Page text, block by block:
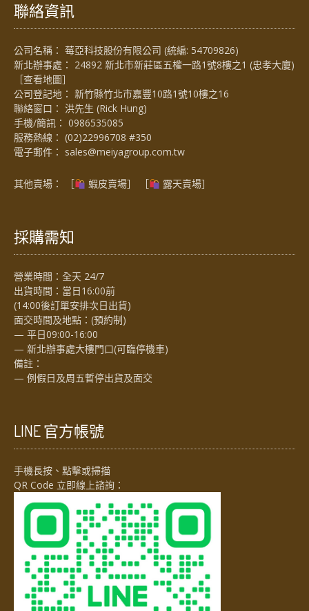
聯絡資訊
公司名稱： 莓亞科技股份有限公司 (統編: 54709826)
新北辦事處： 24892 新北市新莊區五權一路1號8樓之1 (忠孝大廈)
［查看地圖］
公司登記地： 新竹縣竹北市嘉豐10路1號10樓之16
聯絡窗口： 洪先生 (Rick Hung)
手機/簡訊： 0986535085
服務熱線： (02)22996708 #350
電子郵件： sales@meiyagroup.com.tw
其他賣場： ［ 蝦皮賣場］ ［ 露天賣場］
採購需知
營業時間：全天 24/7
出貨時間：當日16:00前
(14:00後訂單安排次日出貨)
面交時間及地點：(預約制)
— 平日09:00-16:00
— 新北辦事處大樓門口(可臨停機車)
備註：
— 例假日及周五暫停出貨及面交
LINE 官方帳號
手機長按、點擊或掃描
QR Code 立即線上諮詢：